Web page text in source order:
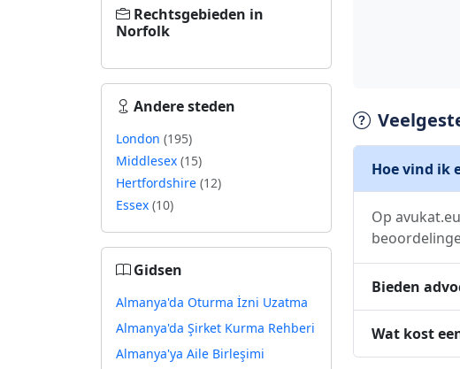
Rechtsgebieden in
Norfolk
Andere steden
London (195)
Middlesex (15)
Hertfordshire (12)
Essex (10)
Gidsen
Almanya'da Oturma İzni Uzatma
Almanya'da Şirket Kurma Rehberi
Almanya'ya Aile Birleşimi
Hoe vind ik
Op
Bieden
Wat kost